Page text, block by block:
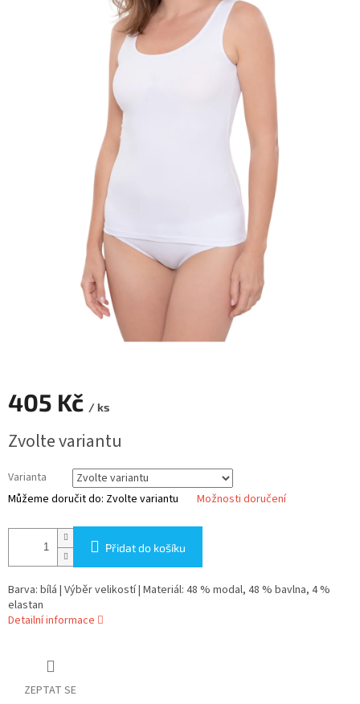
405 Kč / ks
cena:
Zvolte variantu
Varianta
Můžeme doručit do: Zvolte variantu Možnosti doručení
Přidat do košíku
Barva: bílá | Výběr velikostí | Materiál: 48 % modal, 48 % bavlna, 4 %
elastan
Detailní informace
ZEPTAT SE